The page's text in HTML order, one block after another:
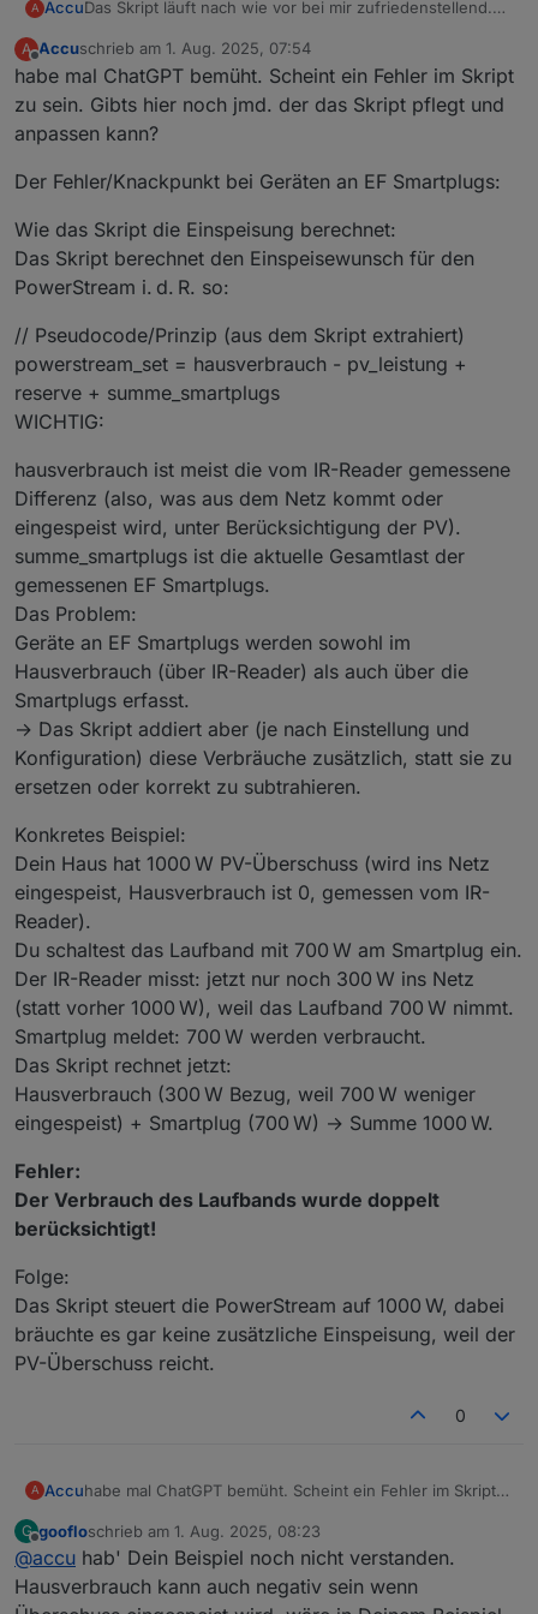
A AccuDas Skript läuft nach wie vor bei mir zufriedenstellend.
habe ich jedoch festgestellt in folgender Situation:
Ich habe durch meine kleine PV Anlage Überschuss im
Hausnetz und lade bereits ins Netz rein
(überschussladung ist im Skript deaktiviert, weil ich z.B.
den Gschirrspüler direkt an der Delta Pro Steckdose
betreibe). Dann gehe ich aufs Laufband, welches an
dass ich z.B. 1kW überschuss habe, fängt der SP an den
ins Netz.
Ich hätte erwartet, dass das Skript wenn es feststellt,
dass ich Solarüberschuss habe dann nichts zzl ins Netz
läd aus der Batterie, wenn die Smartplugs im Skript
Weiß jmd. Rat?
A
Offline
Accuschrieb am 1. Aug. 2025, 07:54
zuletzt editiert von
habe mal ChatGPT bemüht. Scheint ein Fehler im Skript
zu sein. Gibts hier noch jmd. der das Skript pflegt und
anpassen kann?
Der Fehler/Knackpunkt bei Geräten an EF Smartplugs:
Wie das Skript die Einspeisung berechnet:
Das Skript berechnet den Einspeisewunsch für den
PowerStream i. d. R. so:
// Pseudocode/Prinzip (aus dem Skript extrahiert)
powerstream_set = hausverbrauch - pv_leistung +
reserve + summe_smartplugs
WICHTIG:
hausverbrauch ist meist die vom IR-Reader gemessene
Differenz (also, was aus dem Netz kommt oder
eingespeist wird, unter Berücksichtigung der PV).
summe_smartplugs ist die aktuelle Gesamtlast der
gemessenen EF Smartplugs.
Das Problem:
Geräte an EF Smartplugs werden sowohl im
Hausverbrauch (über IR-Reader) als auch über die
Smartplugs erfasst.
→ Das Skript addiert aber (je nach Einstellung und
Konfiguration) diese Verbräuche zusätzlich, statt sie zu
ersetzen oder korrekt zu subtrahieren.
Konkretes Beispiel:
Dein Haus hat 1000 W PV-Überschuss (wird ins Netz
eingespeist, Hausverbrauch ist 0, gemessen vom IR-
Reader).
Du schaltest das Laufband mit 700 W am Smartplug ein.
Der IR-Reader misst: jetzt nur noch 300 W ins Netz
(statt vorher 1000 W), weil das Laufband 700 W nimmt.
Smartplug meldet: 700 W werden verbraucht.
Das Skript rechnet jetzt:
Hausverbrauch (300 W Bezug, weil 700 W weniger
eingespeist) + Smartplug (700 W) → Summe 1000 W.
Fehler:
Der Verbrauch des Laufbands wurde doppelt
berücksichtigt!
Folge:
Das Skript steuert die PowerStream auf 1000 W, dabei
bräuchte es gar keine zusätzliche Einspeisung, weil der
PV-Überschuss reicht.
0
A Accuhabe mal ChatGPT bemüht. Scheint ein Fehler im Skript
anpassen kann?
Der Fehler/Knackpunkt bei Geräten an EF Smartplugs:
Wie das Skript die Einspeisung berechnet:
Das Skript berechnet den Einspeisewunsch für den
G goofloschrieb am 1. Aug. 2025, 08:23
zuletzt editiert von
@accu hab' Dein Beispiel noch nicht verstanden.
Hausverbrauch kann auch negativ sein wenn